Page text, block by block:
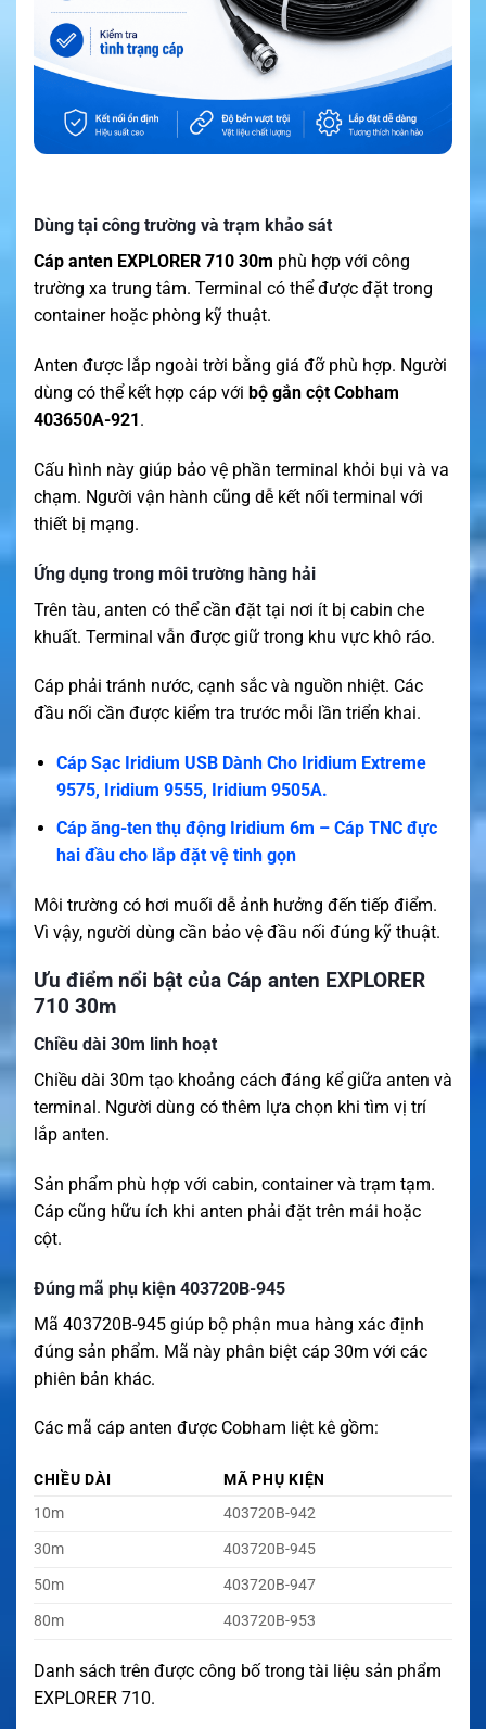
Dùng tại công trường và trạm khảo sát
Cáp anten EXPLORER 710 30m phù hợp với công
trường xa trung tâm. Terminal có thể được đặt trong
container hoặc phòng kỹ thuật.
Anten được lắp ngoài trời bằng giá đỡ phù hợp. Người
dùng có thể kết hợp cáp với bộ gắn cột Cobham
403650A-921.
Cấu hình này giúp bảo vệ phần terminal khỏi bụi và va
chạm. Người vận hành cũng dễ kết nối terminal với
thiết bị mạng.
Ứng dụng trong môi trường hàng hải
Trên tàu, anten có thể cần đặt tại nơi ít bị cabin che
khuất. Terminal vẫn được giữ trong khu vực khô ráo.
Cáp phải tránh nước, cạnh sắc và nguồn nhiệt. Các
đầu nối cần được kiểm tra trước mỗi lần triển khai.
Cáp Sạc Iridium USB Dành Cho Iridium Extreme
9575, Iridium 9555, Iridium 9505A.
Cáp ăng-ten thụ động Iridium 6m – Cáp TNC đực
hai đầu cho lắp đặt vệ tinh gọn
Môi trường có hơi muối dễ ảnh hưởng đến tiếp điểm.
Vì vậy, người dùng cần bảo vệ đầu nối đúng kỹ thuật.
Ưu điểm nổi bật của Cáp anten EXPLORER
710 30m
Chiều dài 30m linh hoạt
Chiều dài 30m tạo khoảng cách đáng kể giữa anten và
terminal. Người dùng có thêm lựa chọn khi tìm vị trí
lắp anten.
Sản phẩm phù hợp với cabin, container và trạm tạm.
Cáp cũng hữu ích khi anten phải đặt trên mái hoặc
cột.
Đúng mã phụ kiện 403720B-945
Mã 403720B-945 giúp bộ phận mua hàng xác định
đúng sản phẩm. Mã này phân biệt cáp 30m với các
phiên bản khác.
Các mã cáp anten được Cobham liệt kê gồm:
CHIỀU DÀI
MÃ PHỤ KIỆN
10m
403720B-942
30m
403720B-945
50m
403720B-947
80m
403720B-953
Danh sách trên được công bố trong tài liệu sản phẩm
EXPLORER 710.